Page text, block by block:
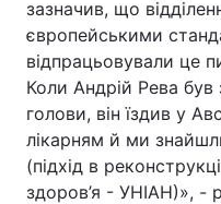
зазначив, що
європейськими
відпрацьовували це
Коли Андрій Рева був
голови, він їздив у
лікарням й ми
(підхід в
здоров’я - УНІАН)», -